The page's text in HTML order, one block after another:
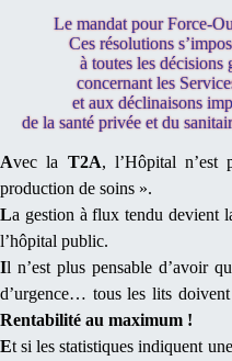
Le mandat pour Force-
Ces résolutions
à toutes les décisions
concernant les
et aux déclinaisons
de la santé privée et du
Avec la T2A, l’Hôpital n’est
production de soins ».
La gestion à flux tendu devient
l’hôpital public.
Il n’est plus pensable d’avoir
d’urgence… tous les lits
Rentabilité au maximum !
Et si les statistiques indiquent